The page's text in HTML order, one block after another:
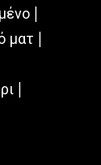
|
ματ |
|